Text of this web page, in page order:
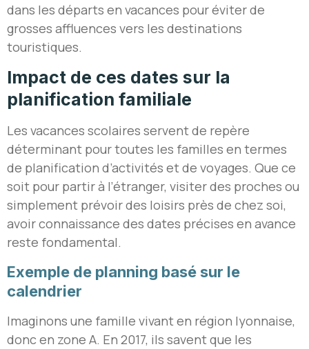
dans les départs en vacances pour éviter de
grosses affluences vers les destinations
touristiques.
Impact de ces dates sur la
planification familiale
Les vacances scolaires servent de repère
déterminant pour toutes les familles en termes
de planification d’activités et de voyages. Que ce
soit pour partir à l’étranger, visiter des proches ou
simplement prévoir des loisirs près de chez soi,
avoir connaissance des dates précises en avance
reste fondamental.
Exemple de planning basé sur le
calendrier
Imaginons une famille vivant en région lyonnaise,
donc en zone A. En 2017, ils savent que les